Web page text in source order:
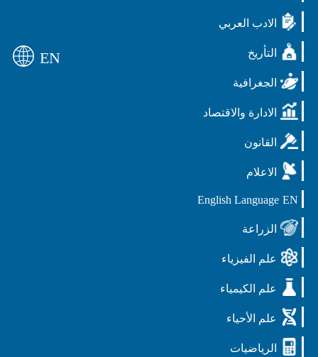
الادب العربي
التأريخ
الجغرافية
الادارة والاقتصاد
القانون
الاعلام
EN
English Language
الزراعة
علم الفيزياء
علم الكيمياء
علم الأحياء
الرياضيات
EN